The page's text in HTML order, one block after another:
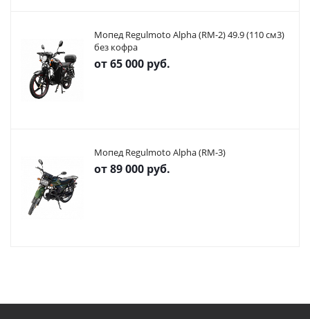
Мопед Regulmoto Alpha (RM-2) 49.9 (110 см3)
без кофра
от65 000 руб.
Мопед Regulmoto Alpha (RM-3)
от89 000 руб.